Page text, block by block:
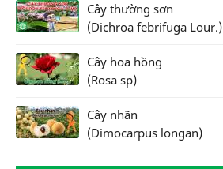
Cây thường sơn
(Dichroa febrifuga Lour.)
Cây hoa hồng
(Rosa sp)
Cây nhãn
(Dimocarpus longan)